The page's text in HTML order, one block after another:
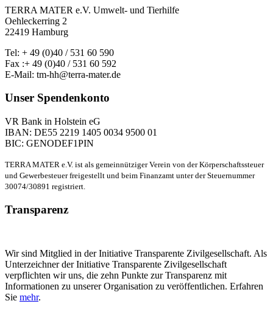
TERRA MATER e.V. Umwelt- und Tierhilfe
Oehleckerring 2
22419 Hamburg
Tel: + 49 (0)40 / 531 60 590
Fax :+ 49 (0)40 / 531 60 592
E-Mail: tm-hh@terra-mater.de
Unser Spendenkonto
VR Bank in Holstein eG
IBAN: DE55 2219 1405 0034 9500 01
BIC: GENODEF1PIN
TERRA MATER e.V. ist als gemeinnütziger Verein von der Körperschaftssteuer
und Gewerbesteuer freigestellt und beim Finanzamt unter der Steuernummer
30074/30891 registriert.
Transparenz
Wir sind Mitglied in der Initiative Transparente Zivilgesellschaft. Als
Unterzeichner der Initiative Transparente Zivilgesellschaft
verpflichten wir uns, die zehn Punkte zur Transparenz mit
Informationen zu unserer Organisation zu veröffentlichen. Erfahren
Sie mehr.